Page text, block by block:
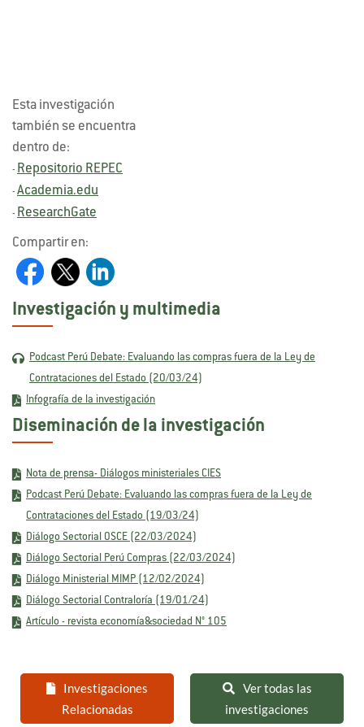
Esta investigación
también se encuentra
dentro de:
- Repositorio REPEC
- Academia.edu
- ResearchGate
Compartir en:
Investigación y multimedia
Podcast Perú Debate: Evaluando las compras fuera de la Ley de
Contrataciones del Estado (20/03/24)
Infografía de la investigación
Diseminación de la investigación
Nota de prensa- Diálogos ministeriales CIES
Podcast Perú Debate: Evaluando las compras fuera de la Ley de
Contrataciones del Estado (19/03/24)
Diálogo Sectorial OSCE (22/03/2024)
Diálogo Sectorial Perú Compras (22/03/2024)
Diálogo Ministerial MIMP (12/02/2024)
Diálogo Sectorial Contraloría (19/01/24)
Artículo - revista economía&sociedad N° 105
Investigaciones
Relacionadas
Ver todas las
investigaciones